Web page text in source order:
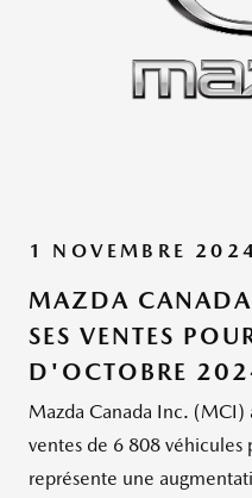
1 NOVEMBRE
MAZDA
SES VENTES
D'OCTOBRE
Mazda Canada Inc.
ventes de 6 808
représente une